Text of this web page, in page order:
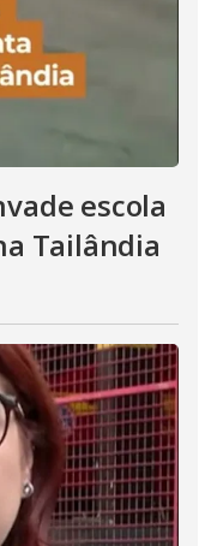
escola
Tailândia